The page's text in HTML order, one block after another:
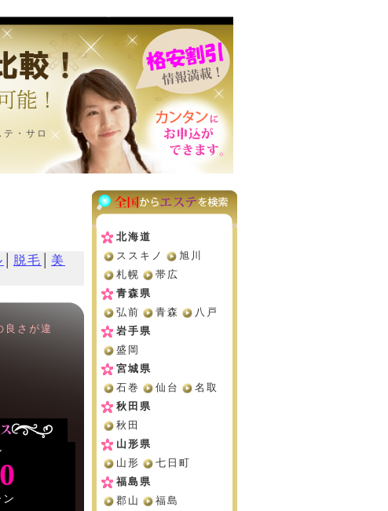
・サロ
脱毛
美
良さが違
北海道
ススキノ
旭川
札幌
帯広
青森県
弘前
青森
八戸
岩手県
盛岡
宮城県
石巻
仙台
名取
秋田県
秋田
山形県
山形
七日町
福島県
郡山
福島